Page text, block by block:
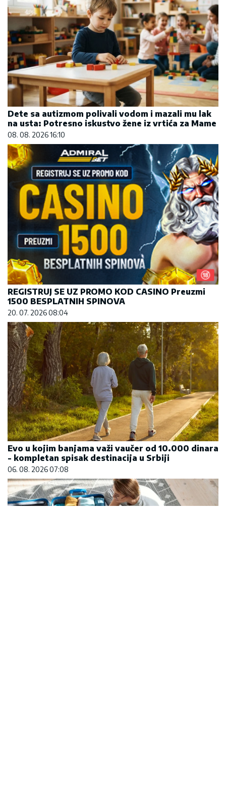
Dete sa autizmom polivali vodom i mazali mu lak
na usta: Potresno iskustvo žene iz vrtića za Mame
08. 08. 2026 16:10
REGISTRUJ SE UZ PROMO KOD CASINO Preuzmi
1500 BESPLATNIH SPINOVA
20. 07. 2026 08:04
Evo u kojim banjama važi vaučer od 10.000 dinara
- kompletan spisak destinacija u Srbiji
06. 08. 2026 07:08